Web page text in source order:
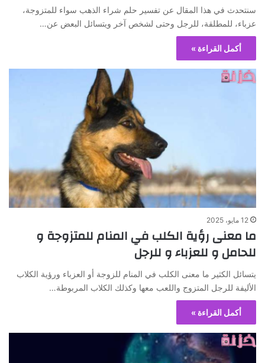
سنتحدث في هذا المقال عن تفسير حلم شراء الذهب سواء للمتزوجة،
عزباء، للمطلقة، للرجل وحتى لشخص آخر ويتسائل البعض عن…
أكمل القراءة »
12 مايو، 2025
ما معنى رؤية الكلب في المنام للمتزوجة و
للحامل و للعزباء و للرجل
يتسائل الكثير ما معنى الكلب في المنام للزوجة أو العزباء ورؤية الكلاب
الأليفة للرجل المتزوج واللعب معها وكذلك الكلاب المربوطة…
أكمل القراءة »